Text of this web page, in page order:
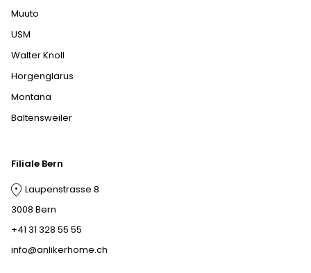
Muuto
USM
Walter Knoll
Horgenglarus
Montana
Baltensweiler
Filiale Bern
Laupenstrasse 8
3008 Bern
+41 31 328 55 55
info@anlikerhome.ch